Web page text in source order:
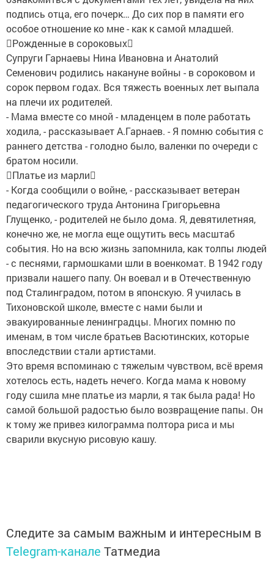
подпись отца, его почерк… До сих пор в памяти его
особое отношение ко мне - как к самой младшей.
Рожденные в сороковых
Супруги Гарнаевы Нина Ивановна и Анатолий
Семенович родились накануне войны - в сороковом и
сорок первом годах. Вся тяжесть военных лет выпала
на плечи их родителей.
- Мама вместе со мной - младенцем в поле работать
ходила, - рассказывает А.Гарнаев. - Я помню события с
раннего детства - голодно было, валенки по очереди с
братом носили.
Платье из марли
- Когда сообщили о войне, - рассказывает ветеран
педагогического труда Антонина Григорьевна
Глущенко, - родителей не было дома. Я, девятилетняя,
конечно же, не могла еще ощутить весь масштаб
события. Но на всю жизнь запомнила, как толпы людей
- с песнями, гармошками шли в военкомат. В 1942 году
призвали нашего папу. Он воевал и в Отечественную
под Сталинградом, потом в японскую. Я училась в
Тихоновской школе, вместе с нами были и
эвакуированные ленинградцы. Многих помню по
именам, в том числе братьев Васютинских, которые
впоследствии стали артистами.
Это время вспоминаю с тяжелым чувством, всё время
хотелось есть, надеть нечего. Когда мама к новому
году сшила мне платье из марли, я так была рада! Но
самой большой радостью было возвращение папы. Он
к тому же привез килограмма полтора риса и мы
сварили вкусную рисовую кашу.
Следите за самым важным и интересным в
Telegram-канале Татмедиа